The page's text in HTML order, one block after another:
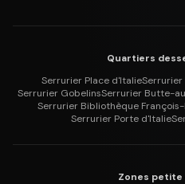
Quartiers
Serrurier Place d'ItalieSerrurier
Serrurier GobelinsSerrurier Butte-
Serrurier Bibliothèque
Serrurier Porte d'Italie
Zones